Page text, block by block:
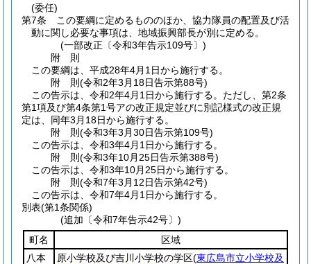
(委任)
第7条
この要綱に定めるもののほか、協力隊員の配置及び活
動に関し必要な事項は、地域振興部長が別に定める。
(一部改正〔令和3年告示109号〕)
附 則
この要綱は、平成28年4月1日から施行する。
附 則(令和2年3月18日告示第88号)
この告示は、令和2年4月1日から施行する。 ただし、第2条
第1項及び第4条第1号アの改正規定並びに別記様式の改正規
定は、同年3月18日から施行する。
附 則(令和3年3月30日告示第109号)
この告示は、令和3年4月1日から施行する。
附 則(令和3年10月25日告示第388号)
この告示は、令和3年10月25日から施行する。
附 則(令和7年3月12日告示第42号)
この告示は、令和7年4月1日から施行する。
別表(第1条関係)
(追加〔令和7年告示42号〕)
町名
区域
八本
原小学校及び吉川小学校の学区(東広島市立小学校及